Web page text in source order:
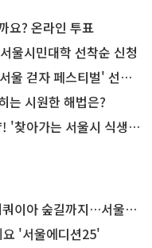
요? 온라인 투표
울시민대학 선착순 신청
페스티벌' 선착순 5천명
는 시원한 해법은?
는 서울시 식생활 교육' 현장
길까지…서울둘레길 15코스
요 '서울에디션25'